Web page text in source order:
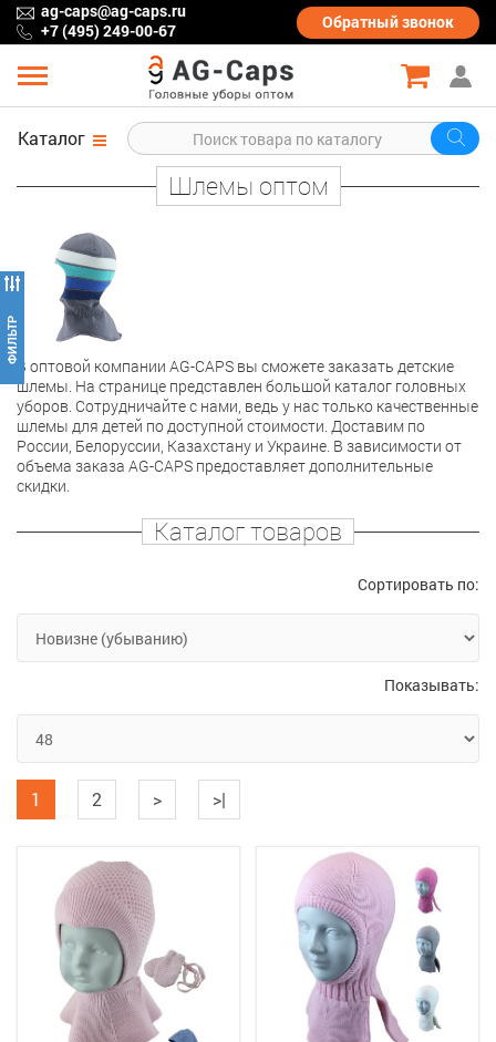
ag-caps@ag-caps.ru
+7 (495) 249-00-67
Обратныйзвонок
Каталог
Шлемы оптом
В оптовой компании AG-CAPS вы сможете заказать детские
шлемы. На странице представлен большой каталог головных
уборов. Сотрудничайте с нами, ведь у нас только качественные
шлемы для детей по доступной стоимости. Доставим по
России, Белоруссии, Казахстану и Украине. В зависимости от
объема заказа AG-CAPS предоставляет дополнительные
скидки.
Каталог товаров
Сортировать по:
Показывать:
1 2 > >|